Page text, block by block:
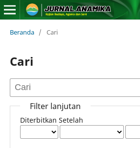
Beranda / Cari
Cari
Filter lanjutan
Diterbitkan Setelah